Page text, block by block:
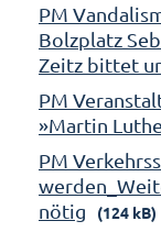
PM
Bolzplatz
Zeitz bittet
PM
»Martin
PM
nötig
(124 kB)